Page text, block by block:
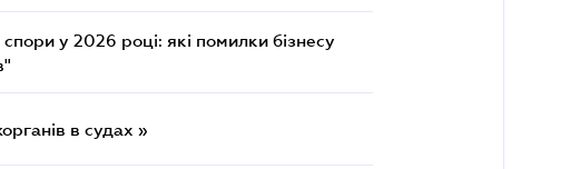
у 2026 році: які помилки бізнесу
в судах »